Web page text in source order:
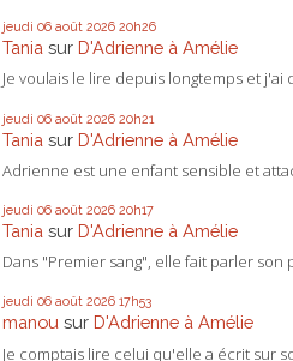
jeudi 06 août 2026 20h26
Tania sur D'Adrienne à Amélie
Je voulais le lire depuis longtemps et j'ai
jeudi 06 août 2026 20h21
Tania sur D'Adrienne à Amélie
Adrienne est une enfant sensible et
jeudi 06 août 2026 20h17
Tania sur D'Adrienne à Amélie
Dans "Premier sang", elle fait parler son
jeudi 06 août 2026 17h53
manou sur D'Adrienne à Amélie
Je comptais lire celui qu'elle a écrit sur